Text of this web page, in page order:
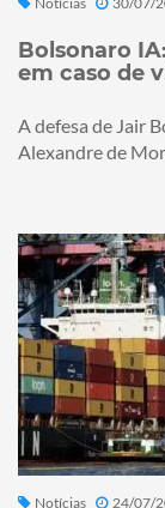
Bolsonaro
em caso de
A defesa de Jair
Alexandre de
Notícias 24/07/